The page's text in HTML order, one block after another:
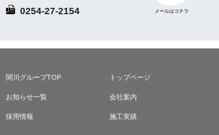
0254-27-2154
関川グループTOP トップページ
お知らせ一覧 会社案内
採用情報 施工実績